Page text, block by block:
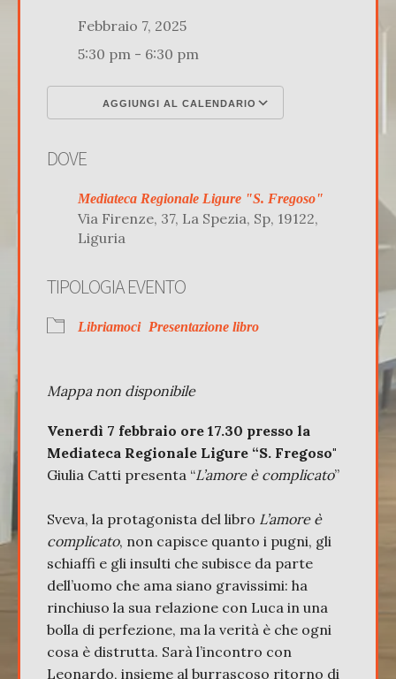
Febbraio 7, 2025
5:30 pm - 6:30 pm
AGGIUNGI AL CALENDARIO
Google
DOVE
Mediateca Regionale Ligure "S. Fregoso"
Via Firenze, 37, La Spezia, Sp, 19122,
Liguria
TIPOLOGIA EVENTO
Libriamoci Presentazione libro
Mappa non disponibile
Venerdì 7 febbraio ore 17.30 presso la
Mediateca Regionale Ligure “S. Fregoso"
Giulia Catti presenta “L’amore è complicato”
Sveva, la protagonista del libro L’amore è
complicato, non capisce quanto i pugni, gli
schiaffi e gli insulti che subisce da parte
dell’uomo che ama siano gravissimi: ha
rinchiuso la sua relazione con Luca in una
bolla di perfezione, ma la verità è che ogni
cosa è distrutta. Sarà l’incontro con
Leonardo, insieme al burrascoso ritorno di